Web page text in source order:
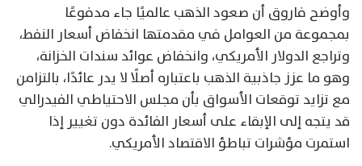
وأوضح فاروق أن صعود الذهب عالميًا جاء مدفوعًا
بمجموعة من العوامل في مقدمتها انخفاض أسعار النفط،
وتراجع الدولار الأمريكي، وانخفاض عوائد سندات الخزانة،
وهو ما عزز جاذبية الذهب باعتباره أصلًا لا يدر عائدًا، بالتزامن
مع تزايد توقعات الأسواق بأن مجلس الاحتياطي الفيدرالي
قد يتجه إلى الإبقاء على أسعار الفائدة دون تغيير إذا
استمرت مؤشرات تباطؤ الاقتصاد الأمريكي.